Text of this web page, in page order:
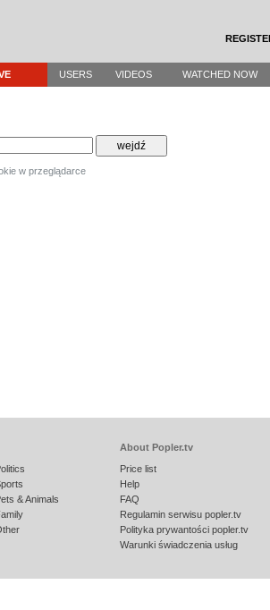
USERS VIDEOS WATCHED NOW
wejdź
w przeglądarce
& Animals
About Popler.tv
Price list
Help
FAQ
Regulamin serwisu popler.tv
Polityka prywantości popler.tv
Warunki świadczenia usług